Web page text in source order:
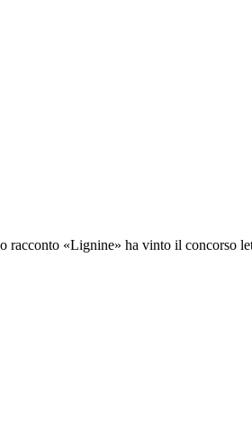
«Lignine» ha vinto il concorso